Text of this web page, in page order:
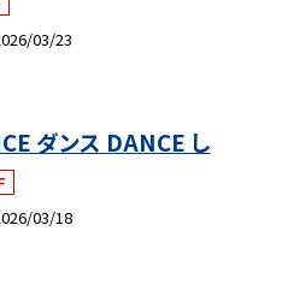
03/23
ダンス DANCE し
03/18